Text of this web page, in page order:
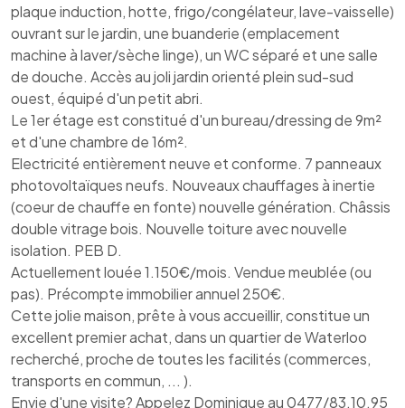
plaque induction, hotte, frigo/congélateur, lave-vaisselle)
ouvrant sur le jardin, une buanderie (emplacement
machine à laver/sèche linge), un WC séparé et une salle
de douche. Accès au joli jardin orienté plein sud-sud
ouest, équipé d'un petit abri.
Le 1er étage est constitué d'un bureau/dressing de 9m²
et d'une chambre de 16m².
Electricité entièrement neuve et conforme. 7 panneaux
photovoltaïques neufs. Nouveaux chauffages à inertie
(coeur de chauffe en fonte) nouvelle génération. Châssis
double vitrage bois. Nouvelle toiture avec nouvelle
isolation. PEB D.
Actuellement louée 1.150€/mois. Vendue meublée (ou
pas). Précompte immobilier annuel 250€.
Cette jolie maison, prête à vous accueillir, constitue un
excellent premier achat, dans un quartier de Waterloo
recherché, proche de toutes les facilités (commerces,
transports en commun, ... ).
Envie d'une visite? Appelez Dominique au 0477/83.10.95